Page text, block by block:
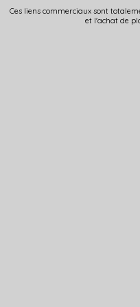
Ces liens commerciaux sont
et l'achat de